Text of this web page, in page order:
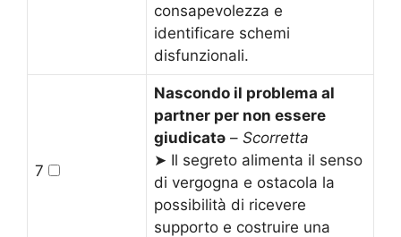
consapevolezza e
identificare schemi
disfunzionali.
7
Nascondo il problema al
partner per non essere
giudicatə – Scorretta
➤ Il segreto alimenta il senso
di vergogna e ostacola la
possibilità di ricevere
supporto e costruire una